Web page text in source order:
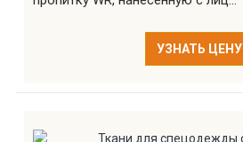
УЗНАТЬ ЦЕНУ